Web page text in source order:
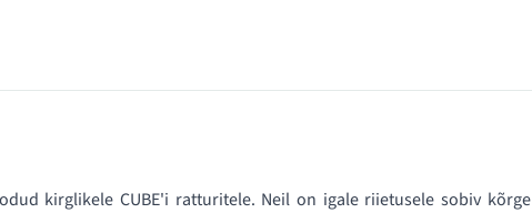
kirglikele CUBE'i ratturitele. Neil on igale riietusele sobiv kõrge